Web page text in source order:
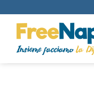
ai
contenuti